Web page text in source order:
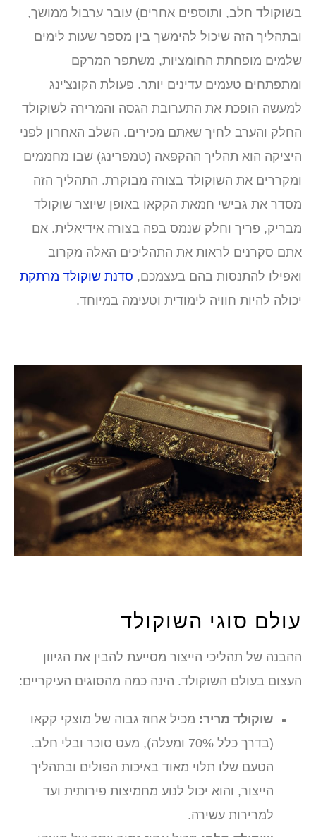
חלב, ותוספים אחרים) עובר ערבול ממושך,
הזה שיכול להימשך בין מספר שעות לימים
מופחתת החומציות, משתפר המרקם
טעמים עדינים יותר. פעולת הקונצ'ינג
הופכת את התערובת הגסה והמרירה לשוקולד
והערב לחיך שאתם מכירים. השלב האחרון לפני
הוא תהליך ההקפאה (טמפרינג) שבו מחממים
את השוקולד בצורה מבוקרת. התהליך הזה
את גבישי חמאת הקקאו באופן שיוצר שוקולד
פריך וחלק שנמס בפה בצורה אידיאלית. אם
סקרנים לראות את התהליכים האלה מקרוב
להתנסות בהם בעצמכם,סדנת שוקולד מרתקת
להיות חוויה לימודית וטעימה במיוחד.
סוגי השוקולד
של תהליכי הייצור מסייעת להבין את הגיוון
בעולם השוקולד. הינה כמה מהסוגים העיקריים:
שוקולד מריר:מכיל אחוז גבוה של מוצקי קקאו
(בדרך כלל 70% ומעלה), מעט סוכר ובלי חלב.
הטעם שלו תלוי מאוד באיכות הפולים ובתהליך
הייצור, והוא יכול לנוע מחמיצות פירותית ועד
למרירות עשירה.